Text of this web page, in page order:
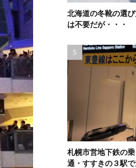
北海道の冬靴の選
は不要だが・・・
札幌市営地下鉄の
通・すすきの３駅で